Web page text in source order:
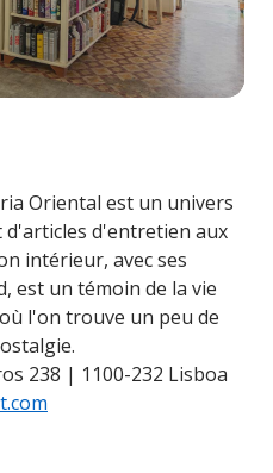
Oriental est un univers
d'entretien aux
intérieur, avec ses
est un témoin de la vie
l'on trouve un peu de
238 | 1100-232 Lisboa